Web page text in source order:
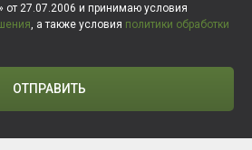
27.07.2006 и принимаю условия
, а также условия политики обработки
ОТПРАВИТЬ